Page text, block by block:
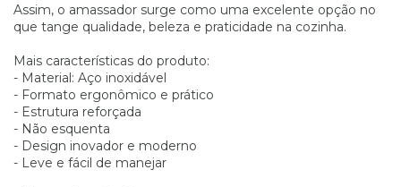
Assim, o amassador surge como uma excelente opção no
que tange qualidade, beleza e praticidade na cozinha.
Mais características do produto:
- Material: Aço inoxidável
- Formato ergonômico e prático
- Estrutura reforçada
- Não esquenta
- Design inovador e moderno
- Leve e fácil de manejar